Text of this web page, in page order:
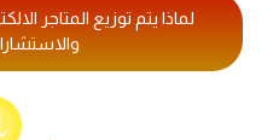
لماذا يتم توزيع المتاجر